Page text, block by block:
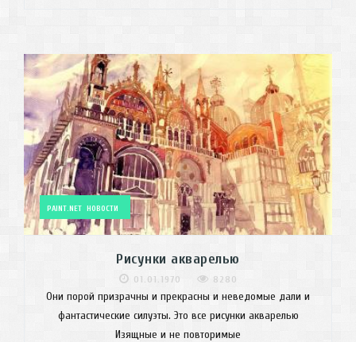
PAINT.NET НОВОСТИ
Рисунки акварелью
01.01.1970 8280
Они порой призрачны и прекрасны и неведомые дали и
фантастические силуэты. Это все рисунки акварелью
Изящные и не повторимые